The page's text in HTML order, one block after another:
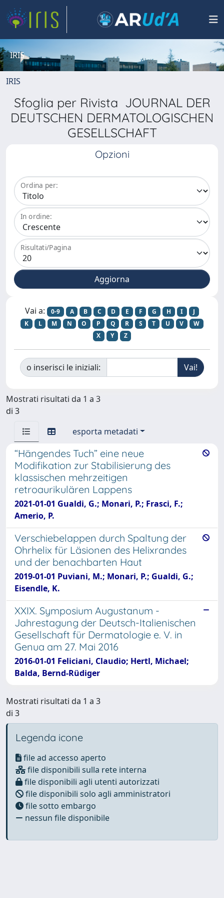
IRIS
IRIS
Sfoglia per Rivista JOURNAL DER
DEUTSCHEN DERMATOLOGISCHEN
GESELLSCHAFT
Opzioni
Ordina per:
In ordine:
Risultati/Pagina
Vai a: 0-9 A B C D E F G H I
J
K
L M N O P Q R S T U V
W
X
Y Z
o inserisci le iniziali:
Mostrati risultati da 1 a 3
di 3
esporta metadati
“Hängendes Tuch” eine neue
Modifikation zur Stabilisierung des
klassischen mehrzeitigen
retroaurikulären Lappens
2021-01-01 Gualdi, G.; Monari, P.; Frasci, F.;
Amerio, P.
Verschiebelappen durch Spaltung der
Ohrhelix für Läsionen des Helixrandes
und der benachbarten Haut
2019-01-01 Puviani, M.; Monari, P.; Gualdi, G.;
Eisendle, K.
XXIX. Symposium Augustanum -
Jahrestagung der Deutsch-Italienischen
Gesellschaft für Dermatologie e. V. in
Genua am 27. Mai 2016
2016-01-01 Feliciani, Claudio; Hertl, Michael;
Balda, Bernd-Rüdiger
Mostrati risultati da 1 a 3
di 3
Legenda icone
file ad accesso aperto
file disponibili sulla rete interna
file disponibili agli utenti autorizzati
file disponibili solo agli amministratori
file sotto embargo
nessun file disponibile